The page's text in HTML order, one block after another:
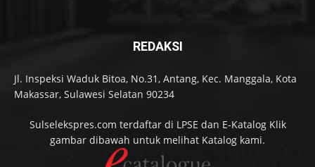
REDAKSI
Jl. Inspeksi Waduk Bitoa, No.31, Antang, Kec. Manggala, Kota
Makassar, Sulawesi Selatan 90234
Sulselekspres.com terdaftar di LPSE dan E-Katalog Klik
gambar dibawah untuk melihat Katalog kami.